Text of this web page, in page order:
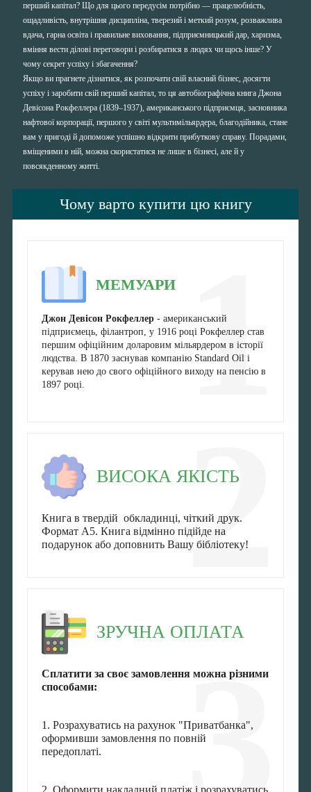
перший капітал? Що для цього передусім потрібно — працелюбність,
ощадливість, внутрішня дисципліна, тверезий і меткий розум, розважлива
вдача, гарна освіта і правильне виховання, підприємницький дар, харизма,
вміння вести ділові переговори і розбиратися в людях чи щось інше? У
чому секрет успіху і збагачення?
Якщо ви прагнете дізнатися, як розпочати свій власний бізнес, досягти
успіху і заробити свій перший капітал, то ця автобіографічна книга Джона
Девісона Рокфеллера (1839–1937), американського підприємця, засновника
нафтової корпорації, першого у світі мультимільярдера, благодійника, стане
вам у пригоді й допоможе успішно відкрити прибуткову справу. Порадами,
вміщеними в ній, можна скористатися не лише в бізнесі, але й у
повсякденному житті.
Чому варто купити цю книгу
1
МЕМУАРИ
Джон Девісон Рокфеллер- американський
підприємець, філантроп, у 1916 році Рокфеллер став
першим офіційним доларовим мільярдером в історії
людства. В 1870 заснував компанію Standard Oil і
керував нею до свого офіційного виходу на пенсію в
1897 році.
2
ВИСОКА ЯКІСТЬ
Книга в твердій обкладинці, чіткий друк.
Формат А5. Книга відмінно підійде на
подарунок або доповнить Вашу бібліотеку!
3
ЗРУЧНА ОПЛАТА
Сплатити за своє замовлення можна різними
способами:
1. Розрахуватись на рахунок "Приватбанка",
оформивши замовлення по повній
передоплаті.
2. Оформити накладний платіж і розрахуватись